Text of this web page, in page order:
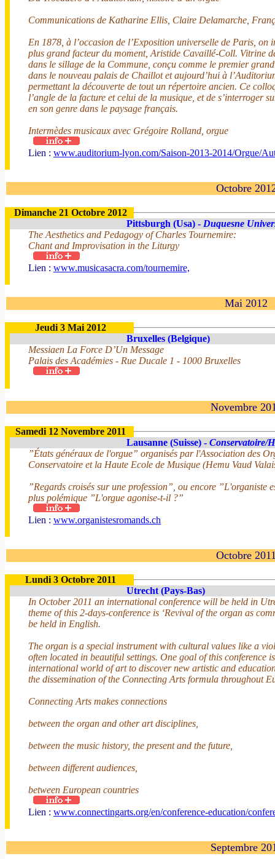
Communications de Katharine Ellis, Claire Delamarche,
En 1878, à l’occasion de l’Exposition universelle de Paris,
plus grand facteur du moment, Aristide Cavaillé-Coll. Vitrine
dans le sillage de la Commune, conçu comme le premier
dans le nouveau palais de Chaillot et aujourd’hui à
permettant la découverte de tout un répertoire ancien. Ce
l’angle de la facture et celui de la musique, et de s’interroger
en son genre dans le paysage français.
Intermèdes musicaux avec Grégoire Rolland, orgue
Lien : www.auditorium-lyon.com/Saison-2013-2014/Orgue/
Octobre
Dimanche 21 Octobre 2012
Pittsburgh (Usa) - Duquesne
The Aesthetics and Pedagogy of Charles Tournemire:
Chant and Improvisation in the Liturgy
Lien : www.musicasacra.com/tournemire,
Mai 2012
Jeudi 3 Mai 2012
Bruxelles (Belgique)
Messiaen La Force D’Un Message
Palais des Académies - Rue Ducale 1 - 1000 Bruxelles
Novembre
Samedi 12 Novembre 2011
Lausanne (Suisse) - Conservatoire/
”États généraux de l'orgue” organisés par l'Association des
Conservatoire et la Haute Ecole de Musique (Hemu Vaud
”Regards croisés sur une profession”, ou encore ”L'organiste
plus polémique ”L'orgue agonise-t-il ?”
Lien : www.organistesromands.ch
Octobre
Lundi 3 Octobre 2011
Utrecht (Pays-Bas)
In October 2011 an international conference will be held in
theme of this 2-days-conference is ‘Revival of the organ as
be held in English.
The organ is a special instrument with cultural values like a
often located in beautiful settings. One goal of this conference
international world of art to discover new artistic and
the dissemination of the Connecting Arts formula throughout
Connecting Arts makes connections
between the organ and other art disciplines,
between the music history, the present and the future,
between different audiences,
between European countries
Lien : www.connectingarts.org/en/conference-education/
Septembre